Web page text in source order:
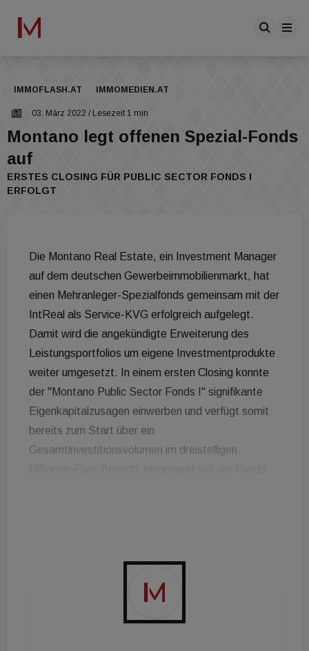
IMMOFLASH.AT IMMOMEDIEN.AT
03. März 2022 / Lesezeit 1 min
Montano legt offenen Spezial-Fonds
auf
ERSTES CLOSING FÜR PUBLIC SECTOR FONDS I
ERFOLGT
Die Montano Real Estate, ein Investment Manager
auf dem deutschen Gewerbeimmobilienmarkt, hat
einen Mehranleger-Spezialfonds gemeinsam mit der
IntReal als Service-KVG erfolgreich aufgelegt.
Damit wird die angekündigte Erweiterung des
Leistungsportfolios um eigene Investmentprodukte
weiter umgesetzt. In einem ersten Closing konnte
der "Montano Public Sector Fonds I" signifikante
Eigenkapitalzusagen einwerben und verfügt somit
bereits zum Start über ein
Gesamtinvestitionsvolumen im dreistelligen
mich sehr über das Vertrauen, das uns institutionelle
Investoren entgegengebracht haben. Es ist die
Basis, dass wir heute das erste Closing unseres
Public Sector Fonds verkünden können", sagt